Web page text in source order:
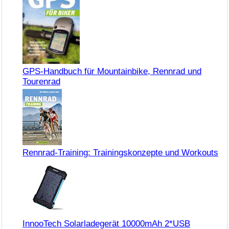
GPS-Handbuch für Mountainbike, Rennrad und
Tourenrad
Rennrad-Training: Trainingskonzepte und Workouts
InnooTech Solarladegerät 10000mAh 2*USB